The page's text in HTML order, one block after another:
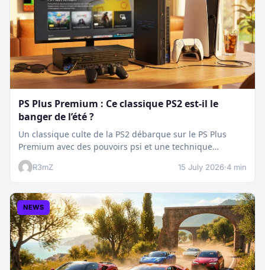
PS Plus Premium : Ce classique PS2 est-il le
banger de l’été ?
Un classique culte de la PS2 débarque sur le PS Plus
Premium avec des pouvoirs psi et une technique
boostée.…
R3mZ 15 July 2026·4 min
NEWS